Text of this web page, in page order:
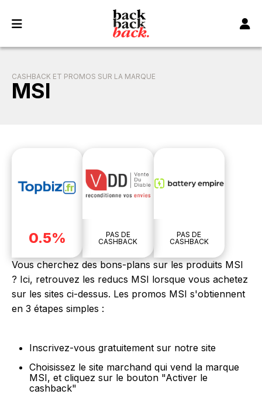
CASHBACK ET PROMOS SUR LA MARQUE
MSI
0.5%
PAS DE
CASHBACK
PAS DE
CASHBACK
Vous cherchez des bons-plans sur les produits MSI
? Ici, retrouvez les reducs MSI lorsque vous achetez
sur les sites ci-dessus. Les promos MSI s'obtiennent
en 3 étapes simples :
Inscrivez-vous gratuitement sur notre site
Choisissez le site marchand qui vend la marque
MSI, et cliquez sur le bouton "Activer le
cashback"